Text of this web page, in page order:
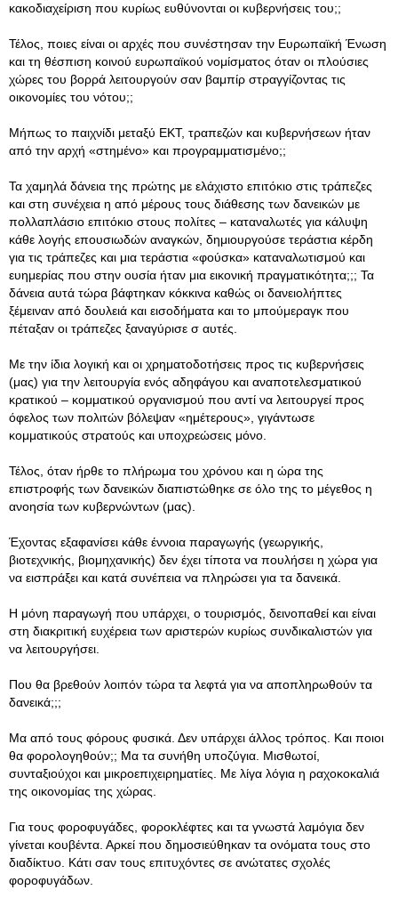
κακοδιαχείριση που κυρίως ευθύνονται οι κυβερνήσεις του;;
Τέλος, ποιες είναι οι αρχές που συνέστησαν την Ευρωπαϊκή Ένωση
και τη θέσπιση κοινού ευρωπαϊκού νομίσματος όταν οι πλούσιες
χώρες του βορρά λειτουργούν σαν βαμπίρ στραγγίζοντας τις
οικονομίες του νότου;;
Μήπως το παιχνίδι μεταξύ ΕΚΤ, τραπεζών και κυβερνήσεων ήταν
από την αρχή «στημένο» και προγραμματισμένο;;
Τα χαμηλά δάνεια της πρώτης με ελάχιστο επιτόκιο στις τράπεζες
και στη συνέχεια η από μέρους τους διάθεσης των δανεικών με
πολλαπλάσιο επιτόκιο στους πολίτες – καταναλωτές για κάλυψη
κάθε λογής επουσιωδών αναγκών, δημιουργούσε τεράστια κέρδη
για τις τράπεζες και μια τεράστια «φούσκα» καταναλωτισμού και
ευημερίας που στην ουσία ήταν μια εικονική πραγματικότητα;;; Τα
δάνεια αυτά τώρα βάφτηκαν κόκκινα καθώς οι δανειολήπτες
ξέμειναν από δουλειά και εισοδήματα και το μπούμεραγκ που
πέταξαν οι τράπεζες ξαναγύρισε σ αυτές.
Με την ίδια λογική και οι χρηματοδοτήσεις προς τις κυβερνήσεις
(μας) για την λειτουργία ενός αδηφάγου και αναποτελεσματικού
κρατικού – κομματικού οργανισμού που αντί να λειτουργεί προς
όφελος των πολιτών βόλεψαν «ημέτερους», γιγάντωσε
κομματικούς στρατούς και υποχρεώσεις μόνο.
Τέλος, όταν ήρθε το πλήρωμα του χρόνου και η ώρα της
επιστροφής των δανεικών διαπιστώθηκε σε όλο της το μέγεθος η
ανοησία των κυβερνώντων (μας).
Έχοντας εξαφανίσει κάθε έννοια παραγωγής (γεωργικής,
βιοτεχνικής, βιομηχανικής) δεν έχει τίποτα να πουλήσει η χώρα για
να εισπράξει και κατά συνέπεια να πληρώσει για τα δανεικά.
Η μόνη παραγωγή που υπάρχει, ο τουρισμός, δεινοπαθεί και είναι
στη διακριτική ευχέρεια των αριστερών κυρίως συνδικαλιστών για
να λειτουργήσει.
Που θα βρεθούν λοιπόν τώρα τα λεφτά για να αποπληρωθούν τα
δανεικά;;;
Μα από τους φόρους φυσικά. Δεν υπάρχει άλλος τρόπος. Και ποιοι
θα φορολογηθούν;; Μα τα συνήθη υποζύγια. Μισθωτοί,
συνταξιούχοι και μικροεπιχειρηματίες. Με λίγα λόγια η ραχοκοκαλιά
της οικονομίας της χώρας.
Για τους φοροφυγάδες, φοροκλέφτες και τα γνωστά λαμόγια δεν
γίνεται κουβέντα. Αρκεί που δημοσιεύθηκαν τα ονόματα τους στο
διαδίκτυο. Κάτι σαν τους επιτυχόντες σε ανώτατες σχολές
φοροφυγάδων.